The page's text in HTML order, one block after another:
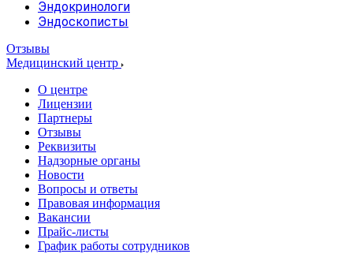
Эндокринологи
Эндоскописты
Отзывы
Медицинский центр
О центре
Лицензии
Партнеры
Отзывы
Реквизиты
Надзорные органы
Новости
Вопросы и ответы
Правовая информация
Вакансии
Прайс-листы
График работы сотрудников